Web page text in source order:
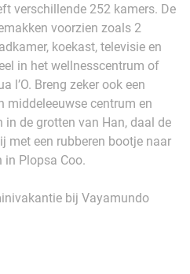
verschillende 252 kamers. De
voorzien zoals 2
koekast, televisie en
in het wellnesscentrum of
l’O. Breng zeker ook een
middeleeuwse centrum en
in de grotten van Han, daal de
met een rubberen bootje naar
in Plopsa Coo.
bij Vayamundo